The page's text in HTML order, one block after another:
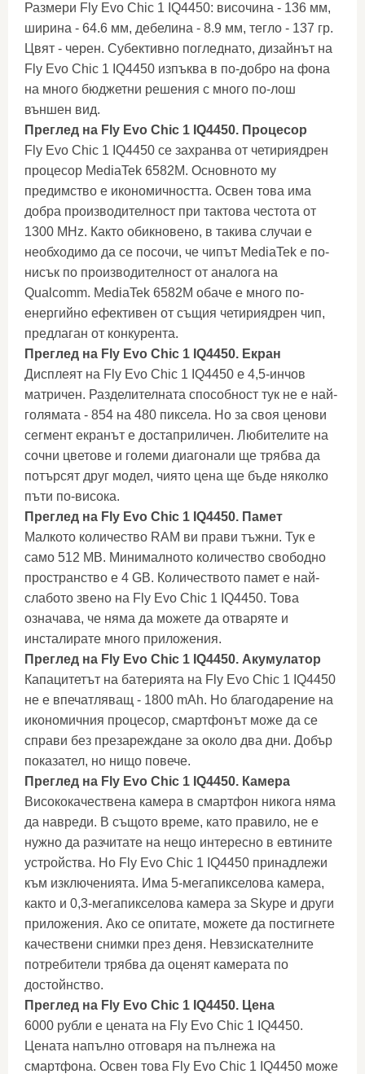
Размери Fly Evo Chic 1 IQ4450: височина - 136 мм,
ширина - 64.6 мм, дебелина - 8.9 мм, тегло - 137 гр.
Цвят - черен. Субективно погледнато, дизайнът на
Fly Evo Chic 1 IQ4450 изпъква в по-добро на фона
на много бюджетни решения с много по-лош
външен вид.
Преглед на Fly Evo Chic 1 IQ4450. Процесор
Fly Evo Chic 1 IQ4450 се захранва от четириядрен
процесор MediaTek 6582M. Основното му
предимство е икономичността. Освен това има
добра производителност при тактова честота от
1300 MHz. Както обикновено, в такива случаи е
необходимо да се посочи, че чипът MediaTek е по-
нисък по производителност от аналога на
Qualcomm. MediaTek 6582M обаче е много по-
енергийно ефективен от същия четириядрен чип,
предлаган от конкурента.
Преглед на Fly Evo Chic 1 IQ4450. Екран
Дисплеят на Fly Evo Chic 1 IQ4450 е 4,5-инчов
матричен. Разделителната способност тук не е най-
голямата - 854 на 480 пиксела. Но за своя ценови
сегмент екранът е достаприличен. Любителите на
сочни цветове и големи диагонали ще трябва да
потърсят друг модел, чиято цена ще бъде няколко
пъти по-висока.
Преглед на Fly Evo Chic 1 IQ4450. Памет
Малкото количество RAM ви прави тъжни. Тук е
само 512 MB. Минималното количество свободно
пространство е 4 GB. Количеството памет е най-
слабото звено на Fly Evo Chic 1 IQ4450. Това
означава, че няма да можете да отваряте и
инсталирате много приложения.
Преглед на Fly Evo Chic 1 IQ4450. Акумулатор
Капацитетът на батерията на Fly Evo Chic 1 IQ4450
не е впечатляващ - 1800 mAh. Но благодарение на
икономичния процесор, смартфонът може да се
справи без презареждане за около два дни. Добър
показател, но нищо повече.
Преглед на Fly Evo Chic 1 IQ4450. Камера
Висококачествена камера в смартфон никога няма
да навреди. В същото време, като правило, не е
нужно да разчитате на нещо интересно в евтините
устройства. Но Fly Evo Chic 1 IQ4450 принадлежи
към изключенията. Има 5-мегапикселова камера,
както и 0,3-мегапикселова камера за Skype и други
приложения. Ако се опитате, можете да постигнете
качествени снимки през деня. Невзискателните
потребители трябва да оценят камерата по
достойнство.
Преглед на Fly Evo Chic 1 IQ4450. Цена
6000 рубли е цената на Fly Evo Chic 1 IQ4450.
Цената напълно отговаря на пълнежа на
смартфона. Освен това Fly Evo Chic 1 IQ4450 може